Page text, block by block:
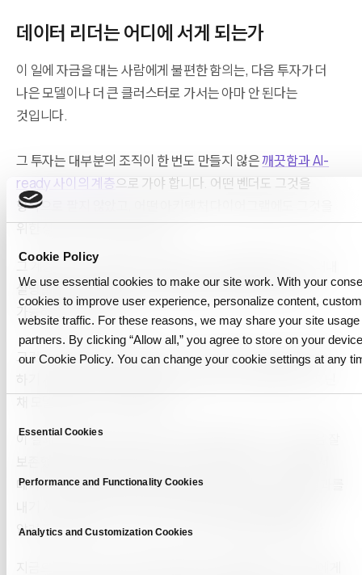
Cookie Policy
We use essential cookies to make our site work. With your
cookies to improve user experience, personalize content,
website traffic. For these reasons, we may share your site
partners. By clicking “Allow all,” you agree to store on your
our Cookie Policy. You can change your cookie settings at any
Essential Cookies
Performance and Functionality Cookies
Analytics and Customization Cookies
데이터 리더는 어디에 서게 되는가
이 일에 자금을 대는 사람에게 불편한 함의는, 다음 투자가 더
나은 모델이나 더 큰 클러스터로 가서는 아마 안 된다는
것입니다.
그 투자는 대부분의 조직이 한 번도 만들지 않은깨끗함과 AI-
ready 사이의 계층으로 가야 합니다. 어떤 벤더도 그것을
항목으로 팔지 않았고, 어떤 아키텍처 다이어그램에도 그것을
위한 상자가 없었기 때문입니다.
그 계층의 직무 기술서는 단순합니다. 모든 변환을 거치는 내내
설명을 데이터에 붙여두고, 출처를 처음부터 끝까지 검증
가능하게 유지하는 것.
그것을 구축하면 저장, 거버넌스, 도구에 이미 쓴 돈이 제값을
하기 시작합니다. 깨끗한 데이터가 마침내 의미를 온전히 지닌
이 실패 너머에 기다리는 또 하나의 실패가 있습니다. 맥락을 잘
데이터가 이동해버린 상태로 같은 변환이 돌아가며 다른 결과를
내기 시작하는데, 스택의 그 무엇도 무엇이 언제 움직였는지
알려주지 않습니다. 그것이 이 시리즈 다음 글의 주제입니다.